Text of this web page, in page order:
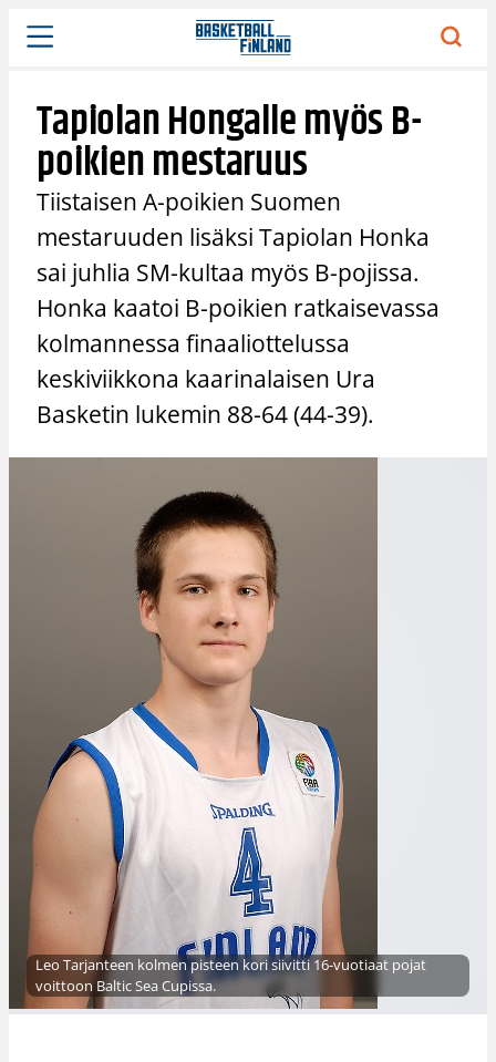
Siirry
sisältöön
Tapiolan Hongalle myös B-
poikien mestaruus
Tiistaisen A-poikien Suomen
mestaruuden lisäksi Tapiolan Honka
sai juhlia SM-kultaa myös B-pojissa.
Honka kaatoi B-poikien ratkaisevassa
kolmannessa finaaliottelussa
keskiviikkona kaarinalaisen Ura
Basketin lukemin 88-64 (44-39).
Leo Tarjanteen kolmen pisteen kori siivitti 16-vuotiaat pojat
voittoon Baltic Sea Cupissa.